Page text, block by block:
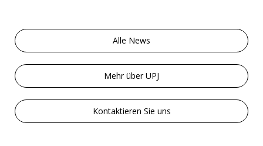
Alle News
Mehr über UPJ
Kontaktieren Sie uns